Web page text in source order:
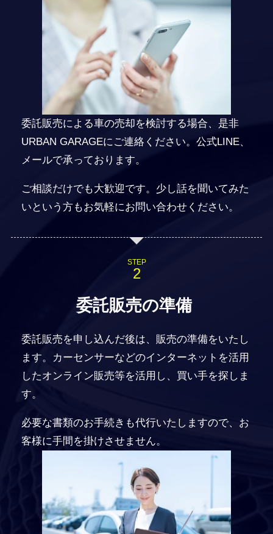
委託販売による車の売却を検討する場合、是非
URBAN GARAGEにご連絡ください。公式LINE、
メールで承っております。
ご相談だけでも大歓迎です。少し話を聞いてみた
いという方もお気軽にお問い合わせください。
STEP
委託販売の準備
委託販売を申し込んだ後は、販売の準備をいたし
ます。カーセンサーなどのインターネットを活用
したオンライン販売等を活用し、買い手を探しま
す。
必要な書類のお手続きも代行いたしますので、お
客様に手間を掛けさせません。